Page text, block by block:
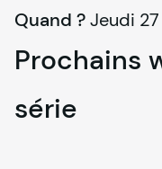
Quand ? Jeudi
Prochains
série